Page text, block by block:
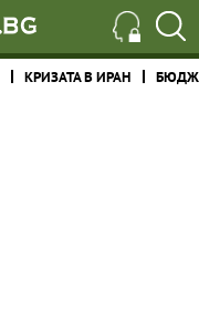
КРИЗАТА В ИРАН